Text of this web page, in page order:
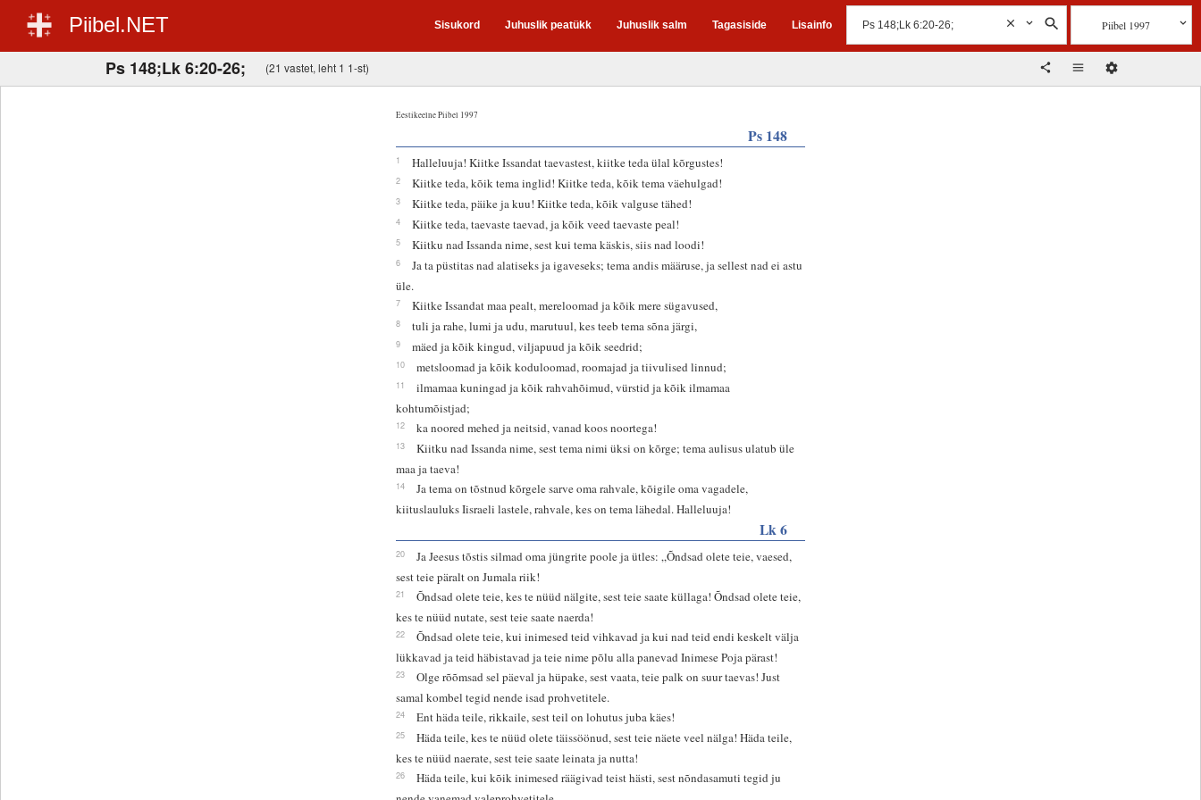
Piibel.NET Sisukord Juhuslik peatükk Juhuslik salm Tagasiside Lisainfo Piibel 1997
Ps 148;Lk 6:20-26; (21 vastet, leht 1 1-st)
Eestikeelne Piibel 1997
Ps 148
1 Halleluuja! Kiitke Issandat taevastest, kiitke teda ülal kõrgustes!
2 Kiitke teda, kõik tema inglid! Kiitke teda, kõik tema väehulgad!
3 Kiitke teda, päike ja kuu! Kiitke teda, kõik valguse tähed!
4 Kiitke teda, taevaste taevad, ja kõik veed taevaste peal!
5 Kiitku nad Issanda nime, sest kui tema käskis, siis nad loodi!
6
Ja ta püstitas nad alatiseks ja igaveseks; tema andis määruse, ja sellest nad ei astu
üle.
7 Kiitke Issandat maa pealt, mereloomad ja kõik mere sügavused,
8 tuli ja rahe, lumi ja udu, marutuul, kes teeb tema sõna järgi,
9 mäed ja kõik kingud, viljapuud ja kõik seedrid;
10 metsloomad ja kõik koduloomad, roomajad ja tiivulised linnud;
11
ilmamaa kuningad ja kõik rahvahõimud, vürstid ja kõik ilmamaa
kohtumõistjad;
12 ka noored mehed ja neitsid, vanad koos noortega!
13
Kiitku nad Issanda nime, sest tema nimi üksi on kõrge; tema aulisus ulatub üle
maa ja taeva!
14
Ja tema on tõstnud kõrgele sarve oma rahvale, kõigile oma vagadele,
kiituslauluks Iisraeli lastele, rahvale, kes on tema lähedal. Halleluuja!
Lk 6
20
Ja Jeesus tõstis silmad oma jüngrite poole ja ütles: „Õndsad olete teie, vaesed,
sest teie päralt on Jumala riik!
21
Õndsad olete teie, kes te nüüd nälgite, sest teie saate küllaga! Õndsad olete teie,
kes te nüüd nutate, sest teie saate naerda!
22
Õndsad olete teie, kui inimesed teid vihkavad ja kui nad teid endi keskelt välja
lükkavad ja teid häbistavad ja teie nime põlu alla panevad Inimese Poja pärast!
23
Olge rõõmsad sel päeval ja hüpake, sest vaata, teie palk on suur taevas! Just
samal kombel tegid nende isad prohvetitele.
24 Ent häda teile, rikkaile, sest teil on lohutus juba käes!
25
Häda teile, kes te nüüd olete täissöönud, sest teie näete veel nälga! Häda teile,
kes te nüüd naerate, sest teie saate leinata ja nutta!
26
Häda teile, kui kõik inimesed räägivad teist hästi, sest nõndasamuti tegid ju